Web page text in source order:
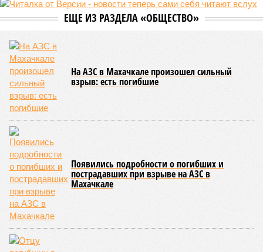
ЕЩЕ ИЗ РАЗДЕЛА «ОБЩЕСТВО»
На АЗС в Махачкале произошел сильный
взрыв: есть погибшие
Появились подробности о погибших и
пострадавших при взрыве на АЗС в
Махачкале